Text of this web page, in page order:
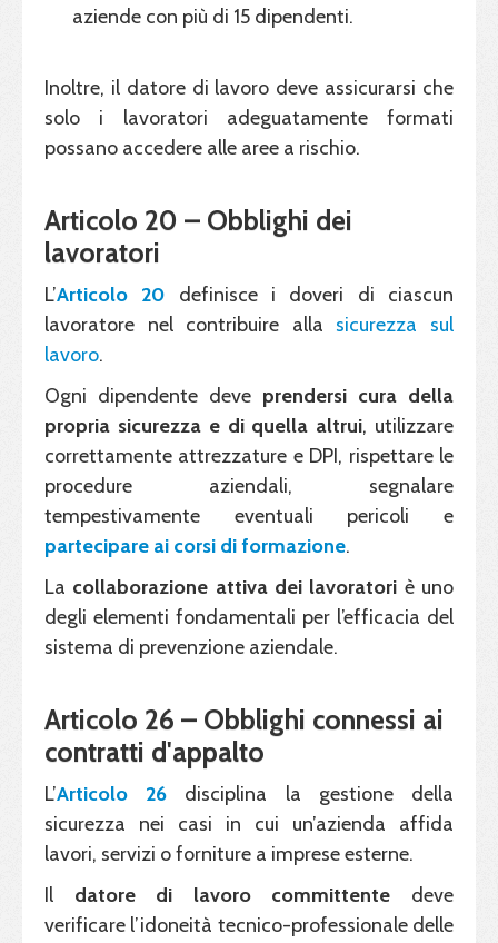
aziende con più di 15 dipendenti.
Inoltre, il datore di lavoro deve assicurarsi che
solo i lavoratori adeguatamente formati
possano accedere alle aree a rischio.
Articolo 20 – Obblighi dei
lavoratori
L’Articolo 20 definisce i doveri di ciascun
lavoratore nel contribuire alla sicurezza sul
lavoro.
Ogni dipendente deve prendersi cura della
propria sicurezza e di quella altrui, utilizzare
correttamente attrezzature e DPI, rispettare le
procedure aziendali, segnalare
tempestivamente eventuali pericoli e
partecipare ai corsi di formazione.
La collaborazione attiva dei lavoratori è uno
degli elementi fondamentali per l’efficacia del
sistema di prevenzione aziendale.
Articolo 26 – Obblighi connessi ai
contratti d'appalto
L’Articolo 26​​ disciplina la gestione della
sicurezza nei casi in cui un’azienda affida
lavori, servizi o forniture a imprese esterne.
Il datore di lavoro committente deve
verificare l’idoneità tecnico-professionale delle